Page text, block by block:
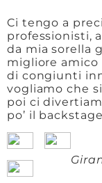
Ci tengo a
professionisti,
da mia sorella
migliore amico
di congiunti
vogliamo che
poi ci
po’ il